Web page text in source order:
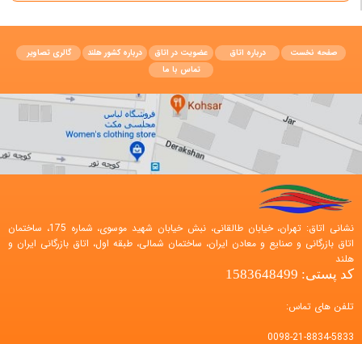
صفحه نخست درباره اتاق عضویت در اتاق درباره کشور هلند
گالری تصاویر
تماس با ما
نشانی اتاق: تهران، خیابان طالقانی، نبش خیابان شهید موسوی، شماره 175، ساختمان
اتاق بازرگانی و صنایع و معادن ایران، ساختمان شمالی، طبقه اول، اتاق بازرگانی ایران و
هلند
کد پستی: 1583648499
تلفن های تماس:
0098-21-8834-5833